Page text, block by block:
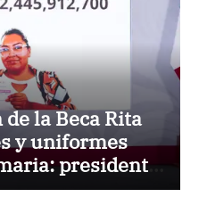
la Beca Rita
y uniformes
presidenta